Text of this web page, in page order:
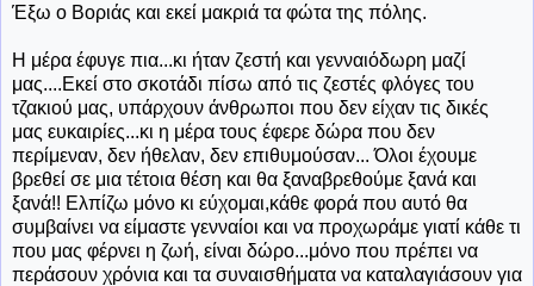
Έξω ο Βοριάς και εκεί μακριά τα φώτα της πόλης.
Η μέρα έφυγε πια...κι ήταν ζεστή και γενναιόδωρη μαζί
μας....Εκεί στο σκοτάδι πίσω από τις ζεστές φλόγες του
τζακιού μας, υπάρχουν άνθρωποι που δεν είχαν τις δικές
μας ευκαιρίες...κι η μέρα τους έφερε δώρα που δεν
περίμεναν, δεν ήθελαν, δεν επιθυμούσαν... Όλοι έχουμε
βρεθεί σε μια τέτοια θέση και θα ξαναβρεθούμε ξανά και
ξανά!! Ελπίζω μόνο κι εύχομαι,κάθε φορά που αυτό θα
συμβαίνει να είμαστε γενναίοι και να προχωράμε γιατί κάθε τι
που μας φέρνει η ζωή, είναι δώρο...μόνο που πρέπει να
περάσουν χρόνια και τα συναισθήματα να καταλαγιάσουν για